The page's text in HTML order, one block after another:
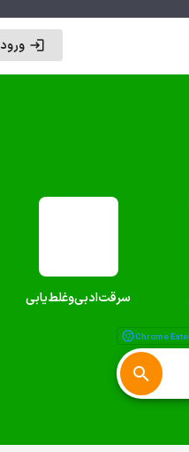
ورود
سرقت‌ادبی‌وغلط‌یابی‌
Chrome